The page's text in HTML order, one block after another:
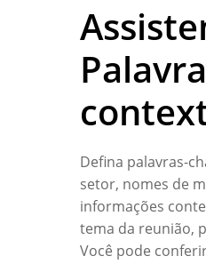
Defina palavras-
setor, nomes de
informações
tema da reunião,
Você pode